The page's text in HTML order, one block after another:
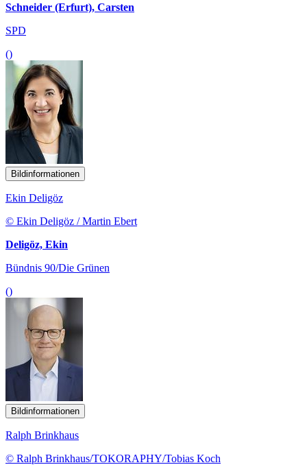
Schneider (Erfurt), Carsten
SPD
()
Bildinformationen
Ekin Deligöz
© Ekin Deligöz / Martin Ebert
Deligöz, Ekin
Bündnis 90/Die Grünen
()
Bildinformationen
Ralph Brinkhaus
© Ralph Brinkhaus/TOKORAPHY/Tobias Koch